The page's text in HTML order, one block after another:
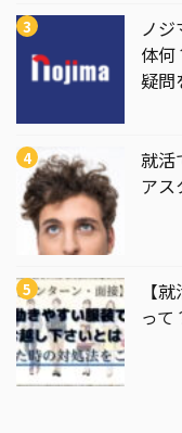
ノ
体何
疑問
就活
アス
【
っ